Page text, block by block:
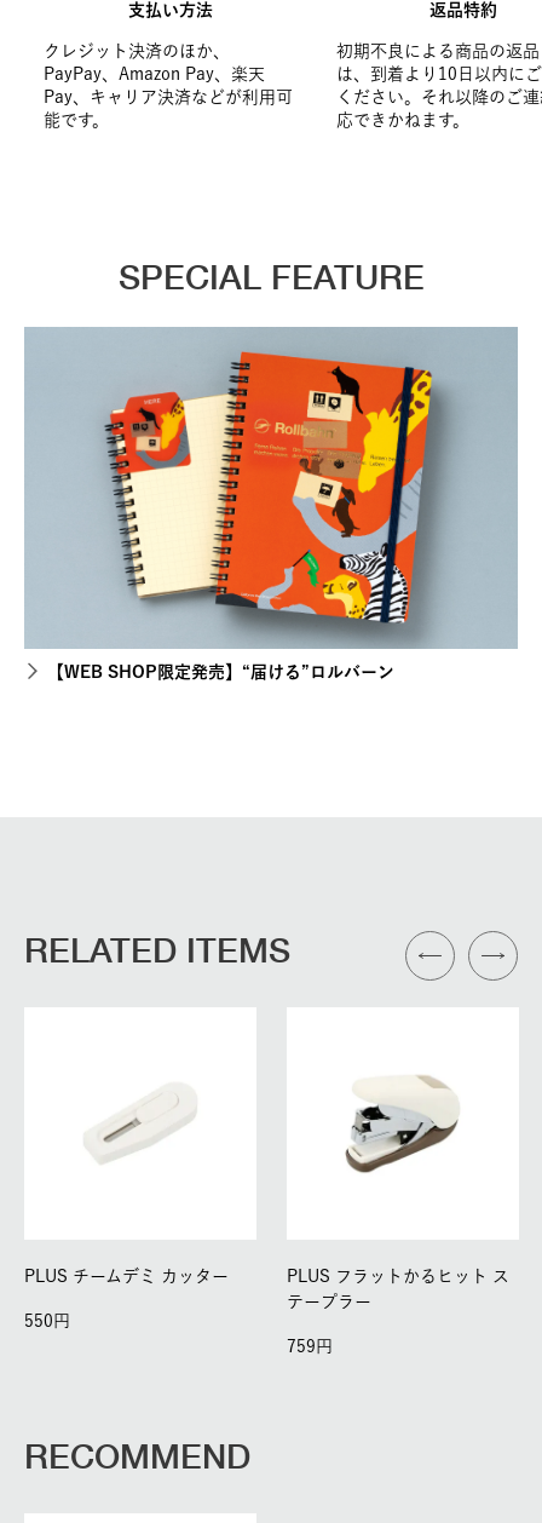
支払い方法
クレジット決済のほか、
PayPay、Amazon Pay、楽天
Pay、キャリア決済などが利用可
能です。
返品特約
初期不良による商品の返
は、到着より10日以内に
ください。それ以降のご
応できかねます。
SPECIAL FEATURE
【WEB SHOP限定発売】“届ける”ロルバーン
RELATED ITEMS
PLUS チームデミ カッター
550
PLUS フラットかるヒット ス
テープラー
759
RECOMMEND